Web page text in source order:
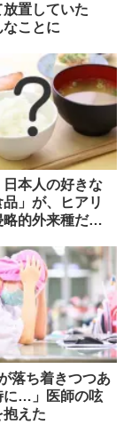
放置していた
ことに
日本人の好きな
品」が、ヒアリ
略的外来種だっ
落ち着きつつあ
に…」医師の呟
抱えた